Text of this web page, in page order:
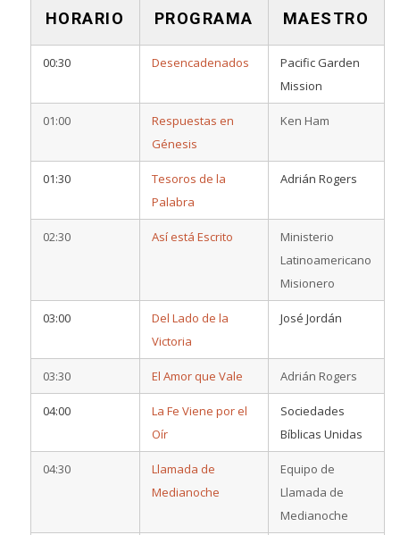
HORARIO PROGRAMA MAESTRO
00:30 Desencadenados
Pacific Garden
Mission
01:00
Respuestas en
Génesis
Ken Ham
01:30
Tesoros de la
Palabra
Adrián Rogers
02:30 Así está Escrito
Ministerio
Latinoamericano
Misionero
03:00
Del Lado de la
Victoria
José Jordán
03:30 El Amor que Vale Adrián Rogers
04:00
La Fe Viene por el
Oír
Sociedades
Bíblicas Unidas
04:30
Llamada de
Medianoche
Equipo de
Llamada de
Medianoche